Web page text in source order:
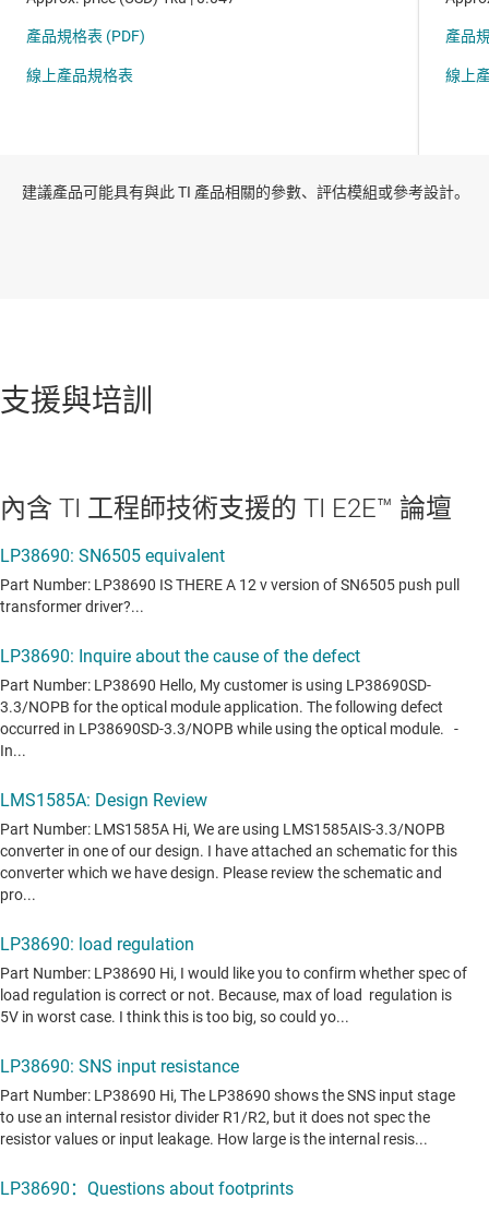
建議產品可能具有與此 TI 產品相關的參數、評估模組或參考設計。
支援與培訓
內含 TI 工程師技術支援的 TI E2E™ 論壇